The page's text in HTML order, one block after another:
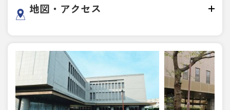
地図・アクセス